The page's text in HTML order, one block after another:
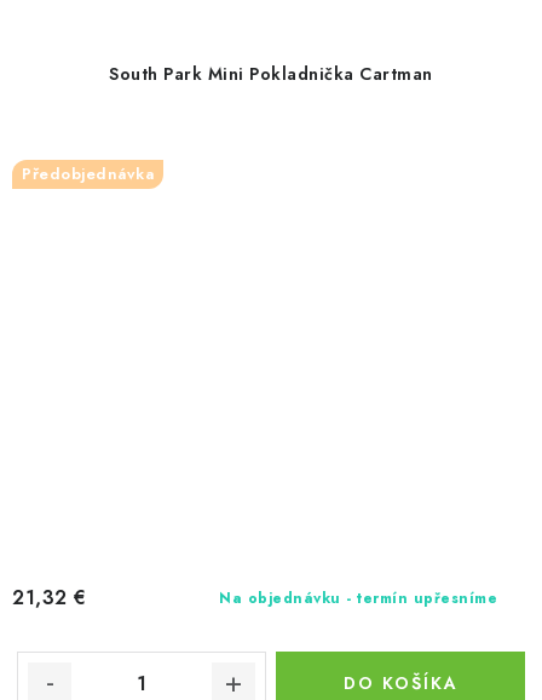
South Park Mini Pokladnička Cartman
Předobjednávka
Na objednávku - termín upřesníme
21,32 €
DO KOŠÍKA